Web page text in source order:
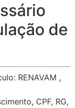
de
RENAVAM ,
CPF, RG,